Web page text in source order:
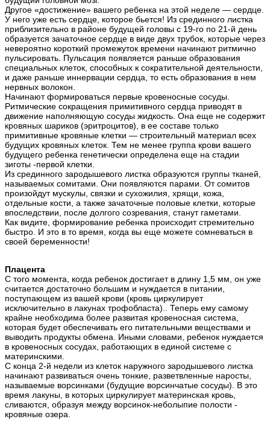
Другое «достижение» вашего ребенка на этой неделе — сердце.
У него уже есть сердце, которое бьется! Из срединного листка
приблизительно в районе будущей головы с 19-го по 21-й день
образуется зачаточное сердце в виде двух трубок, которые через
невероятно короткий промежуток времени начинают ритмично
пульсировать. Пульсация появляется раньше образования
специальных клеток, способных к сократительной деятельности,
и даже раньше иннервации сердца, то есть образования в нем
нервных волокон.
Начинают формироваться первые кровеносные сосуды.
Ритмические сокращения примитивного сердца приводят в
движение наполняющую сосуды жидкость. Она еще не содержит
кровяных шариков (эритроцитов), в ее составе только
примитивные кровяные клетки — строительный материал всех
будущих кровяных клеток. Тем не менее группа крови вашего
будущего ребенка генетически определена еще на стадии
зиготы -первой клетки.
Из срединного зародышевого листка образуются группы тканей,
называемых сомитами. Они появляются парами. От сомитов
произойдут мускулы, связки и сухожилия, хрящи, кожа,
отдельные кости, а также зачаточные половые клетки, которые
впоследствии, после долгого созревания, станут гаметами.
Как видите, формирование ребенка происходит стремительно
быстро. И это в то время, когда вы еще можете сомневаться в
своей беременности!
Плацента
С того момента, когда ребенок достигает в длину 1,5 мм, он уже
считается достаточно большим и нуждается в питании,
поступающем из вашей крови (кровь циркулирует
исключительно в лакунах трофобласта).. Теперь ему самому
крайне необходима более развитая кровеносная система,
которая будет обеспечивать его питательными веществами и
выводить продукты обмена. Иными словами, ребенок нуждается
в кровеносных сосудах, работающих в единой системе с
материнскими.
С конца 2-й недели из клеток наружного зародышевого листка
начинают развиваться очень тонкие, разветвленные наросты,
называемые ворсинками (будущие ворсинчатые сосуды). В это
время лакуны, в которых циркулирует материнская кровь,
сливаются, образуя между ворсинок-неболыпие полости -
кровяные озера.